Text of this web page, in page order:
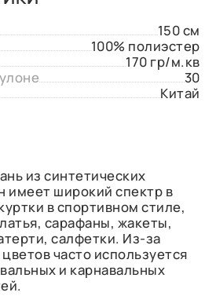
150 см
100% полиэстер
170 гр/м.кв
30
Китай
из синтетических
имеет широкий спектр в
в спортивном стиле,
сарафаны, жакеты,
салфетки. Из-за
часто используется
и карнавальных